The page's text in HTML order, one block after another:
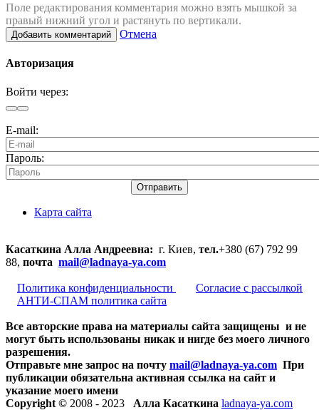
Поле редактирования комментария можно взять мышкой за
правый нижний угол и растянуть по вертикали.
Добавить комментарий Отмена
Авторизация
Войти через:
E-mail:
Пароль:
Отправить
Карта сайта
Касаткина Алла Андреевна: г. Киев, тел.+380 (67) 792 99
88, почта mail@ladnaya-ya.com
Политика конфиденциальности
Согласие с рассылкой
АНТИ-СПАМ политика сайта
Все авторские права на материалы сайта защищены и не
могут быть использованы никак и нигде без моего личного
разрешения.
Отправьте мне запрос на почту mail@ladnaya-ya.com При
публикации обязательна активная ссылка на сайт и
указание моего имени
Copyright © 2008 - 2023 Алла Касаткина ladnaya-ya.com